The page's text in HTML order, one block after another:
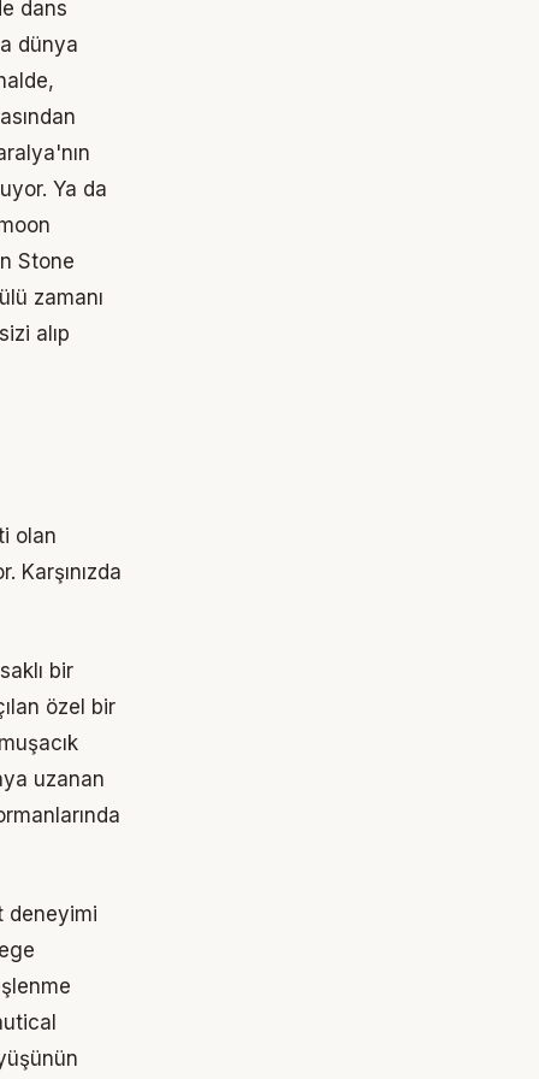
dans
dünya
Ya da
Stone
zamanı
alıp
olan
Karşınızda
bir
özel bir
uzanan
deneyimi